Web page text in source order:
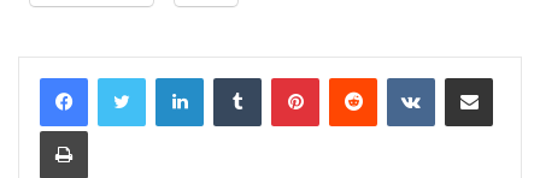
LinkedInTumblr PinterestReddit VKontakteShare via Email
Print